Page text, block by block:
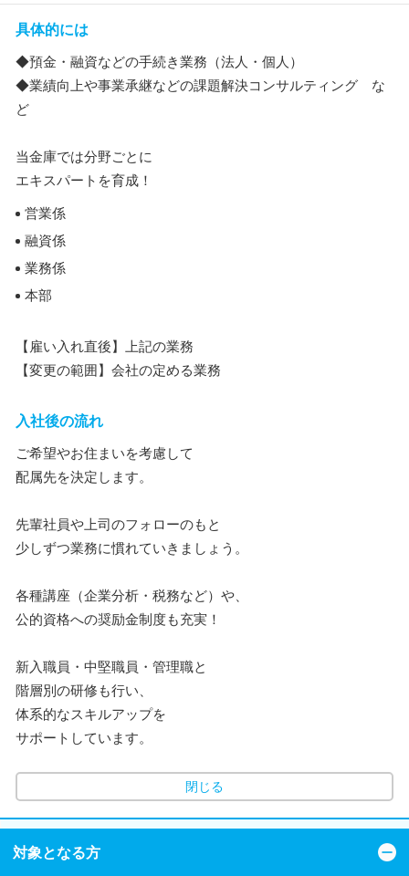
具体的には
◆預金・融資などの手続き業務（法人・個人）
◆業績向上や事業承継などの課題解決コンサルティング な
ど
当金庫では分野ごとに
エキスパートを育成！
営業係
融資係
業務係
本部
【雇い入れ直後】上記の業務
【変更の範囲】会社の定める業務
入社後の流れ
ご希望やお住まいを考慮して
配属先を決定します。
先輩社員や上司のフォローのもと
少しずつ業務に慣れていきましょう。
各種講座（企業分析・税務など）や、
公的資格への奨励金制度も充実！
新入職員・中堅職員・管理職と
階層別の研修も行い、
体系的なスキルアップを
サポートしています。
閉じる
対象となる方